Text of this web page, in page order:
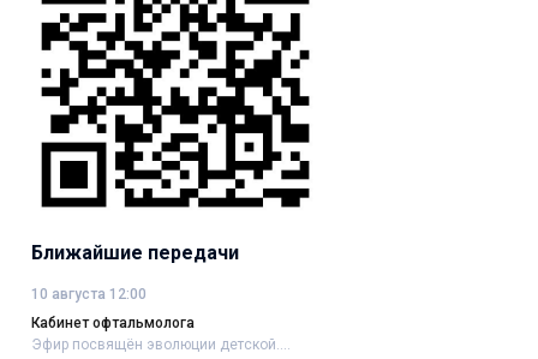
Ближайшие передачи
10 августа 12:00
Кабинет офтальмолога
Эфир посвящён эволюции детской....